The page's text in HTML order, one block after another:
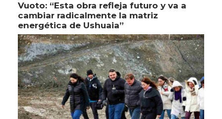
Vuoto: “Esta obra refleja futuro y va a
cambiar radicalmente la matriz
energética de Ushuaia”